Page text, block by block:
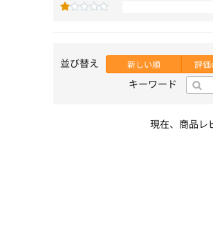
並び替え 新しい順 評
キーワード
現在、商品レ